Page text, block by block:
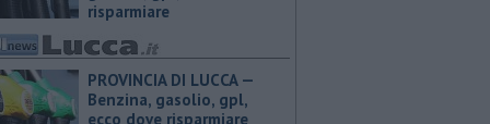
risparmiare
PROVINCIA DI LUCCA — ​
Benzina, gasolio, gpl,
ecco dove risparmiare